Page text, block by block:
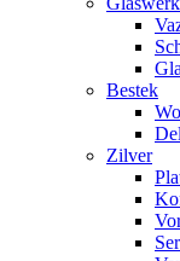
Bestek
Zilver